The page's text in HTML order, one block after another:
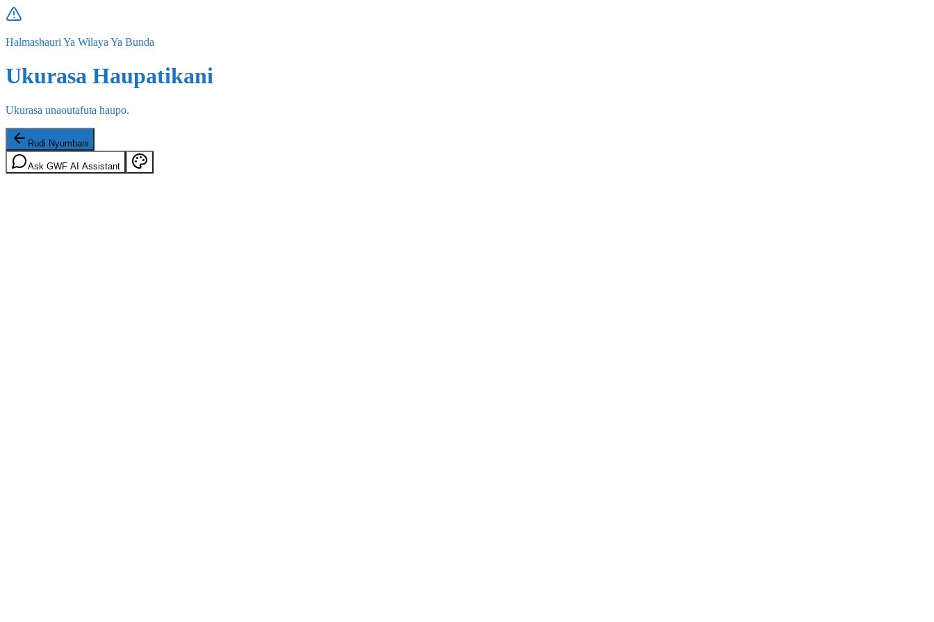
Halmashauri Ya Wilaya Ya Bunda
Ukurasa Haupatikani
Ukurasa unaoutafuta haupo.
Rudi Nyumbani
Ask GWF AI Assistant